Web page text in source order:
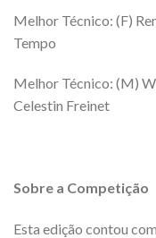
Melhor Técnico: (F)
Tempo
Melhor Técnico: (M)
Celestin Freinet
Sobre a Competição
Esta edição contou